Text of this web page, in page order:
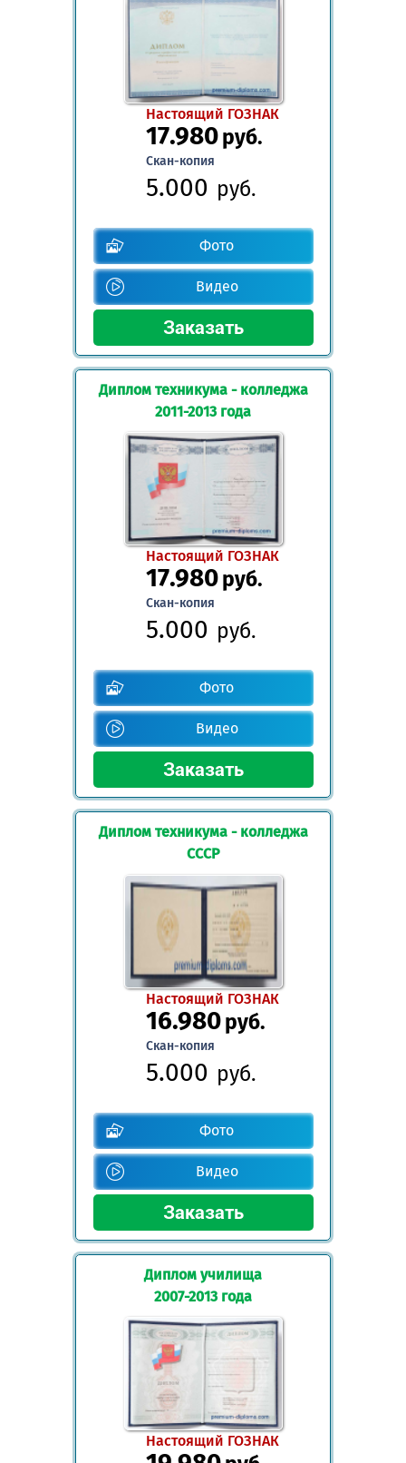
Настоящий ГОЗНАК
17.980руб.
Скан-копия
5.000 руб.
Фото
Видео
Диплом техникума - колледжа
2011-2013 года
Настоящий ГОЗНАК
17.980руб.
Скан-копия
5.000 руб.
Фото
Видео
Диплом техникума - колледжа
СССР
Настоящий ГОЗНАК
16.980руб.
Скан-копия
5.000 руб.
Фото
Видео
Диплом училища
2007-2013 года
Настоящий ГОЗНАК